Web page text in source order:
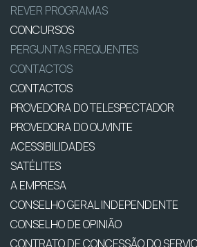
REVER PROGRAMAS
CONCURSOS
PERGUNTAS FREQUENTES
CONTACTOS
CONTACTOS
PROVEDORA DO TELESPECTADOR
PROVEDORA DO OUVINTE
ACESSIBILIDADES
SATÉLITES
A EMPRESA
CONSELHO GERAL INDEPENDENTE
CONSELHO DE OPINIÃO
CONTRATO DE CONCESSÃO DO